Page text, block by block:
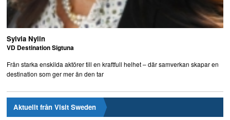
Sylvia Nylin
VD Destination Sigtuna
Från starka enskilda aktörer till en kraftfull helhet – där samverkan skapar en
destination som ger mer än den tar
Aktuellt från Visit Sweden